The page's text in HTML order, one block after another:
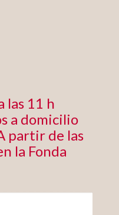
las 11 h
a domicilio
partir de las
la Fonda